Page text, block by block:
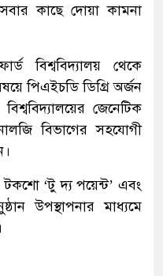
কাছে দোয়া কামনা
বিশ্ববিদ্যালয় থেকে
পিএইচডি ডিগ্রি অর্জন
জেনেটিক
বিভাগের সহযোগী
টকশো ‘টু দ্য পয়েন্ট’ এবং
উপস্থাপনার মাধ্যমে